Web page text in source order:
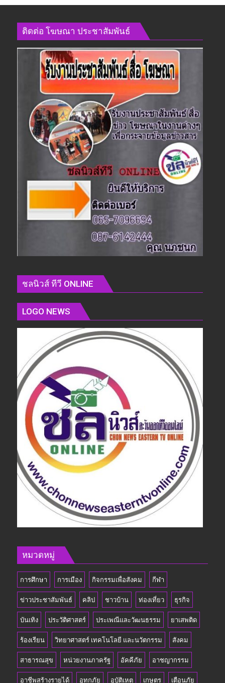
ติดต่อ​ โฆษณา​ ประชาสัมพันธ์
ชลนิวส์ ทีวี ONLINE
LOGO NEWS
หมวดหมู่
การศึกษา การเมือง กิจกรรมเพื่อสังคม กีฬา
ข่าวประชาสัมพันธ์ คลิป ชาวบ้าน ท่องเที่ยว ธุรกิจ
บันเทิง ประวัติศาสตร์ ประเพณีและวัฒนธรรม ยาเสพติด
ร้องเรียน วิทยาศาสตร์ เทคโนโลยี และนวัตกรรม สังคม
สาธารณสุข หน่วยงานภาครัฐ อัคคีภัย อาชญากรรม
อาชีพสร้างรายได้ อุทกภัย อุบัติเหตุ เกษตร เตือนภัย